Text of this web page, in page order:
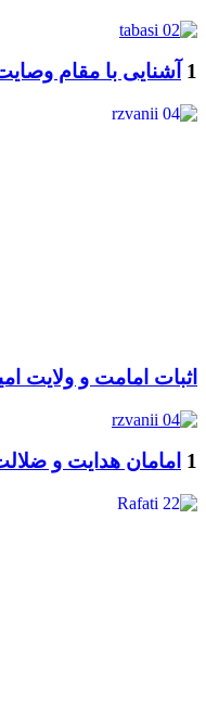
1 آشنایی با مقام
اثبات امامت و ولایت
1 امامان هدایت و